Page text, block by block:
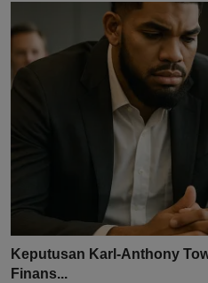
Keputusan Karl-Anthony
Finans...